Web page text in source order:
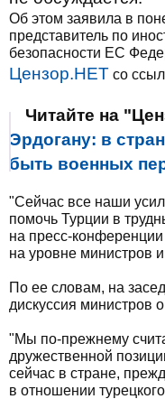
Об этом заявила в
представитель по
безопасности ЕС
Цензор.НЕТ со
Читайте на
Эрдогану: в
быть военных
"Сейчас все наши
помочь Турции в
на пресс-
на уровне министров
По ее словам, на
дискуссия министров
"Мы по-прежнему
дружественной
сейчас в стране,
в отношении